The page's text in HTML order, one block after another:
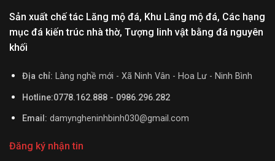
Sản xuất chế tác Lăng mộ đá, Khu Lăng mộ đá, Các hạng
mục đá kiến trúc nhà thờ, Tượng linh vật bằng đá nguyên
khối
Địa chỉ: Làng nghề mới - Xã Ninh Vân - Hoa Lư - Ninh Bình
Hotline:0778.162.888 - 0986.296.282
Email: damyngheninhbinh030@gmail.com
Đăng ký nhận tin